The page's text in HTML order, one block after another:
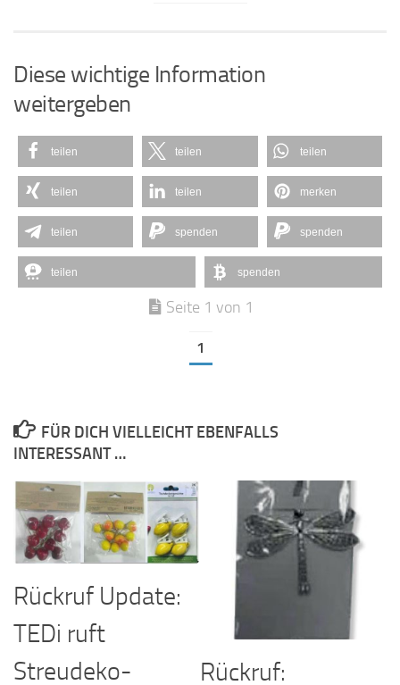
Diese wichtige Information
weitergeben
teilen teilen teilen
teilen teilen merken
teilen spenden spenden
teilen spenden
Seite 1 von 1
1
FÜR DICH VIELLEICHT EBENFALLS
INTERESSANT …
Rückruf Update:
TEDi ruft
Streudeko-
Rückruf: